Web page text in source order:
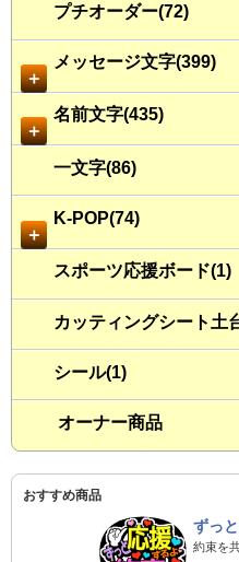
プチオーダー(72)
＋
メッセージ文字(399)
＋
名前文字(435)
一文字(86)
＋
K-POP(74)
スポーツ応援ボード(1)
カッティングシート土
シール(1)
オーナー商品
おすすめ商品
ずっ
約束を